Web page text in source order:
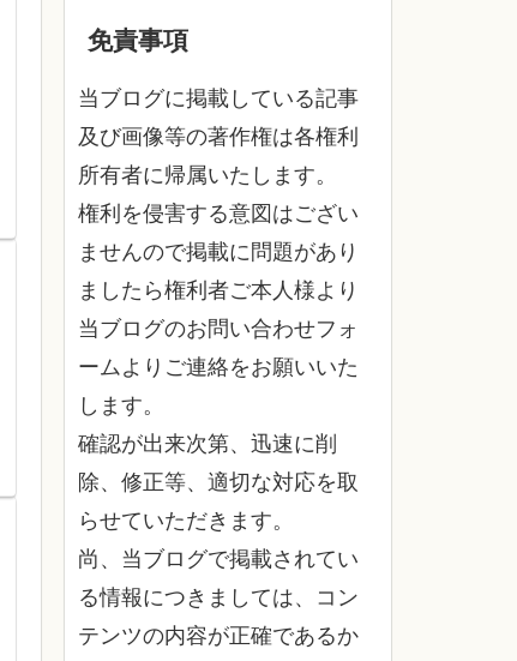
免責事項
当ブログに掲載している記事
及び画像等の著作権は各権利
所有者に帰属いたします。
権利を侵害する意図はござい
ませんので掲載に問題があり
ましたら権利者ご本人様より
当ブログのお問い合わせフォ
ームよりご連絡をお願いいた
します。
確認が出来次第、迅速に削
除、修正等、適切な対応を取
らせていただきます。
尚、当ブログで掲載されてい
る情報につきましては、コン
テンツの内容が正確であるか